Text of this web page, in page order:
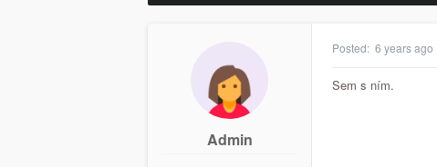
Admin
Posted: 6 years ago
Sem s ním.